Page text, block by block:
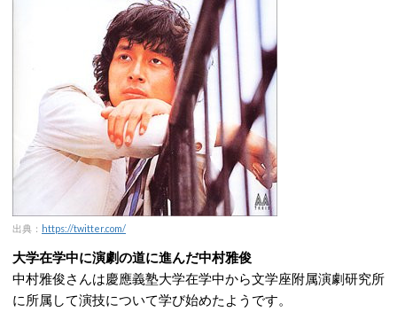
出典： https://twitter.com/
大学在学中に演劇の道に進んだ中村雅俊
中村雅俊さんは慶應義塾大学在学中から文学座附属演劇研究所
に所属して演技について学び始めたようです。